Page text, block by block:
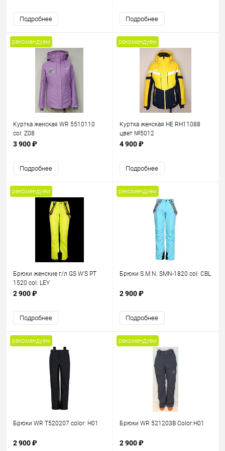
Подробнее Подробнее
рекомендуем
Куртка женская WR 5510110
col: Z08
3 900 ₽
Подробнее
рекомендуем
Куртка женская HE RH11088
цвет №5012
4 900 ₽
Подробнее
рекомендуем
Брюки женские г/л GS W'S PT
1520 col: LEY
2 900 ₽
Подробнее
рекомендуем
Брюки S.M.N. SMN-1820 col: CBL
2 900 ₽
Подробнее
рекомендуем
Брюки WR T520207 color: H01
2 900 ₽
рекомендуем
Брюки WR 521203B Color:H01
2 900 ₽